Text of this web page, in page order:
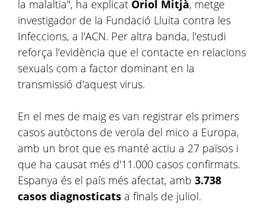
la malaltia", ha explicat Oriol Mitjà, metge
investigador de la Fundació Lluita contra les
Infeccions, a l'ACN. Per altra banda, l'estudi
reforça l'evidència que el contacte en relacions
sexuals com a factor dominant en la
transmissió d'aquest virus.
En el mes de maig es van registrar els primers
casos autòctons de verola del mico a Europa,
amb un brot que es manté actiu a 27 països i
que ha causat més d'11.000 casos confirmats.
Espanya és el país més afectat, amb 3.738
casos diagnosticats a finals de juliol.